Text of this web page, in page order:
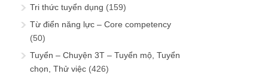
Tri thức tuyển dụng (159)
Từ điển năng lực – Core competency
(50)
Tuyển – Chuyện 3T – Tuyển mộ, Tuyển
chọn, Thử việc (426)